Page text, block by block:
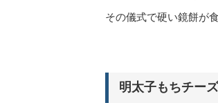
その儀式で硬い鏡餅が
明太子もちチー